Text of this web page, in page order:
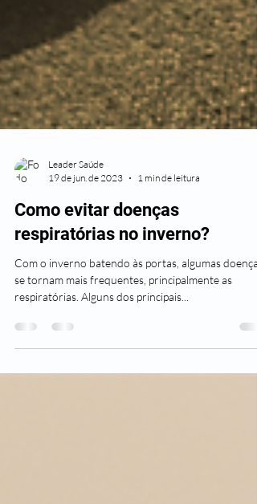
Leader Saúde
19 de jun. de 2023
1 min de leitura
Como evitar doenças
respiratórias no inverno?
Com o inverno batendo às portas, algumas doenças
respiratórias. Alguns dos principais...